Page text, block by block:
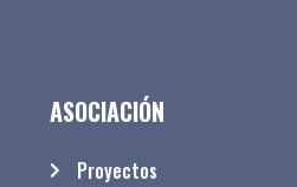
ASOCIACIÓN
Proyectos